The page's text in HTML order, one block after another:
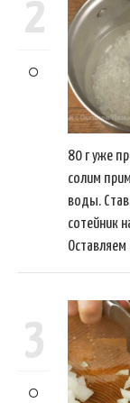
2
80 г уже
солим
воды.
сотейник
Оставляем
3